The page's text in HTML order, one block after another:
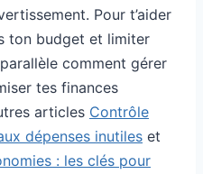
Pour t’aider
ton budget et limiter
comment gérer
tes finances
articles Contrôle
dépenses inutiles et
: les clés pour